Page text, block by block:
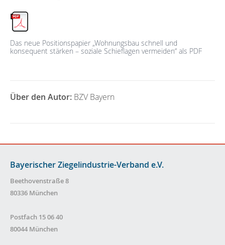
Das neue Positionspapier „Wohnungsbau schnell und
konsequent stärken – soziale Schieflagen vermeiden“ als PDF
Über den Autor: BZV Bayern
Bayerischer Ziegelindustrie-Verband e.V.
Beethovenstraße 8
80336 München
Postfach 15 06 40
80044 München